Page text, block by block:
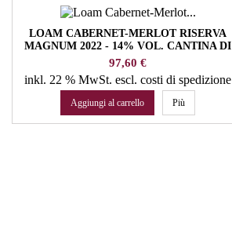
LOAM CABERNET-MERLOT RISERVA
MAGNUM 2022 - 14% VOL. CANTINA DI
TERMENO
Prezzo
97,60 €
inkl. 22 % MwSt. escl. costi di spedizione
Aggiungi al carrello Più